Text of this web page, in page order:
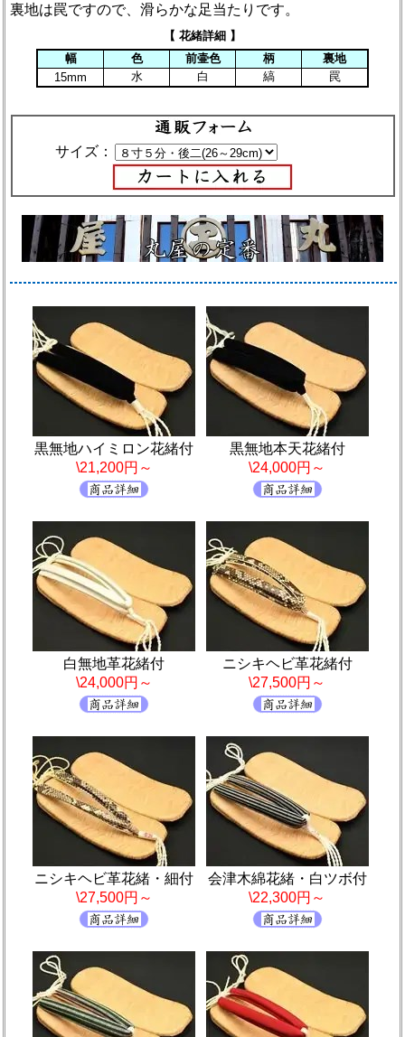
裏地は罠ですので、滑らかな足当たりです。
【 花緒詳細 】
幅
色 前壷色 柄
裏地
15mm
水 白 縞 罠
サイズ：
黒無地ハイミロン花緒付
\21,200円～
黒無地本天花緒付
\24,000円～
白無地革花緒付
\24,000円～
ニシキヘビ革花緒付
\27,500円～
ニシキヘビ革花緒・細付
\27,500円～
会津木綿花緒・白ツボ付
\22,300円～